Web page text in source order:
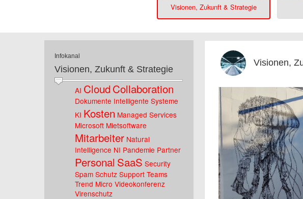
Visionen, Zukunft & Strategie
Infokanal
Visionen, Zukunft & Strategie
AI CloudCollaboration
Dokumente Intelligente Systeme
KI Kosten Managed Services
Microsoft Mietsoftware
Mitarbeiter Natural
Intelligence NI Pandemie Partner
Personal SaaS Security
Spam Schutz Support Teams
Trend Micro Videokonferenz
Virenschutz
Visionen,